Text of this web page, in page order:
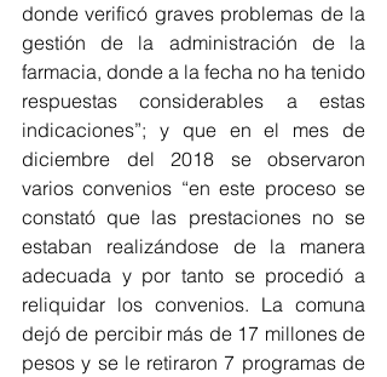
donde verificó graves problemas de la
gestión de la administración de la
farmacia, donde a la fecha no ha tenido
respuestas considerables a estas
indicaciones”; y que en el mes de
diciembre del 2018 se observaron
varios convenios “en este proceso se
constató que las prestaciones no se
estaban realizándose de la manera
adecuada y por tanto se procedió a
reliquidar los convenios. La comuna
dejó de percibir más de 17 millones de
pesos y se le retiraron 7 programas de